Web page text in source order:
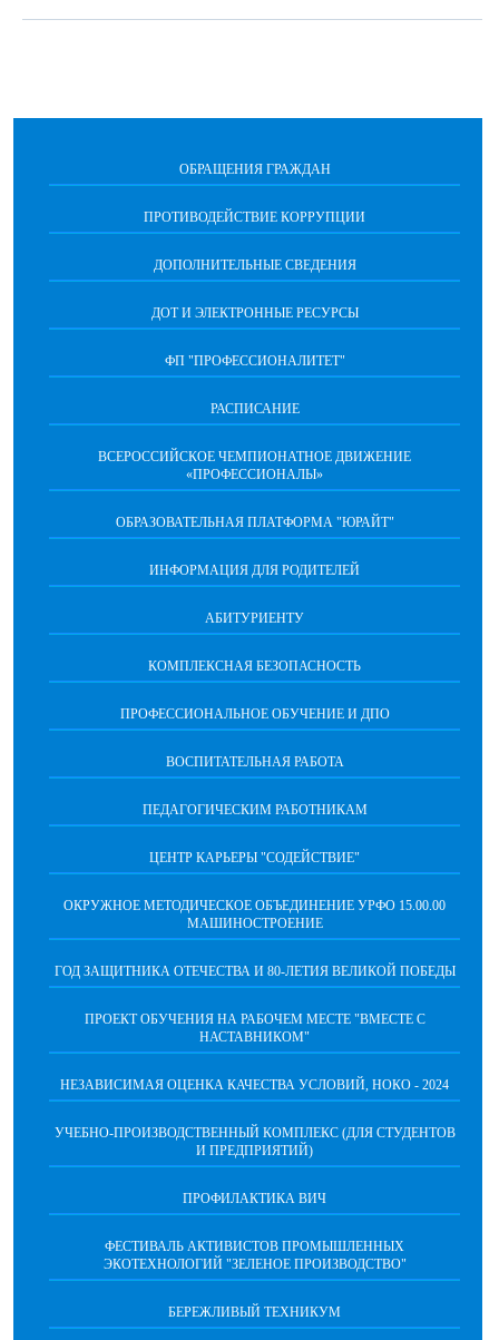
ОБРАЩЕНИЯ ГРАЖДАН
ПРОТИВОДЕЙСТВИЕ КОРРУПЦИИ
ДОПОЛНИТЕЛЬНЫЕ СВЕДЕНИЯ
ДОТ И ЭЛЕКТРОННЫЕ РЕСУРСЫ
ФП "ПРОФЕССИОНАЛИТЕТ"
РАСПИСАНИЕ
ВСЕРОССИЙСКОЕ ЧЕМПИОНАТНОЕ ДВИЖЕНИЕ
«ПРОФЕССИОНАЛЫ»
ОБРАЗОВАТЕЛЬНАЯ ПЛАТФОРМА "ЮРАЙТ"
ИНФОРМАЦИЯ ДЛЯ РОДИТЕЛЕЙ
АБИТУРИЕНТУ
КОМПЛЕКСНАЯ БЕЗОПАСНОСТЬ
ПРОФЕССИОНАЛЬНОЕ ОБУЧЕНИЕ И ДПО
ВОСПИТАТЕЛЬНАЯ РАБОТА
ПЕДАГОГИЧЕСКИМ РАБОТНИКАМ
ЦЕНТР КАРЬЕРЫ "СОДЕЙСТВИЕ"
ОКРУЖНОЕ МЕТОДИЧЕСКОЕ ОБЪЕДИНЕНИЕ УРФО 15.00.00
МАШИНОСТРОЕНИЕ
ГОД ЗАЩИТНИКА ОТЕЧЕСТВА И 80-ЛЕТИЯ ВЕЛИКОЙ ПОБЕДЫ
ПРОЕКТ ОБУЧЕНИЯ НА РАБОЧЕМ МЕСТЕ "ВМЕСТЕ С
НАСТАВНИКОМ"
НЕЗАВИСИМАЯ ОЦЕНКА КАЧЕСТВА УСЛОВИЙ, НОКО - 2024
УЧЕБНО-ПРОИЗВОДСТВЕННЫЙ КОМПЛЕКС (ДЛЯ СТУДЕНТОВ
И ПРЕДПРИЯТИЙ)
ПРОФИЛАКТИКА ВИЧ
ФЕСТИВАЛЬ АКТИВИСТОВ ПРОМЫШЛЕННЫХ
ЭКОТЕХНОЛОГИЙ "ЗЕЛЕНОЕ ПРОИЗВОДСТВО"
БЕРЕЖЛИВЫЙ ТЕХНИКУМ